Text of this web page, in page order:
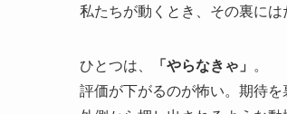
私たちが動くとき、その裏には
ひとつは、 「やらなきゃ」
。
評価が下がるのが怖い。期待を